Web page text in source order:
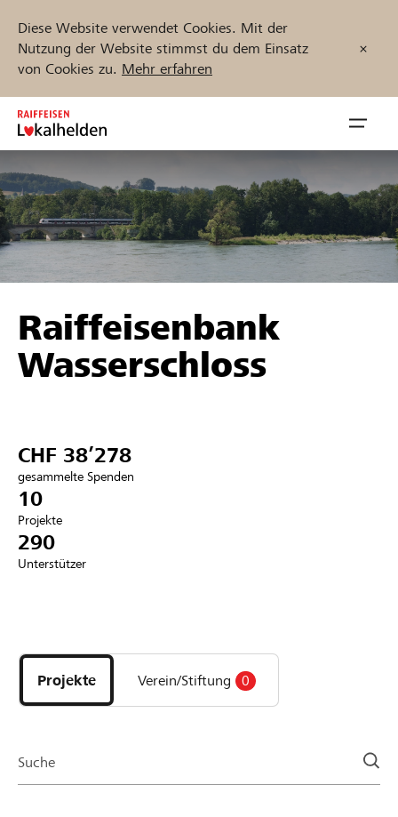
Diese Website verwendet Cookies. Mit der
Nutzung der Website stimmst du dem Einsatz
von Cookies zu. Mehr erfahren
Zum
Inhalt
springen
öffnen
Unterstützen
Hilfe & Support
Anmelden
Projekte und Organisationen finden
Jetzt starten
DE FR IT
Raiffeisenbank
Wasserschloss
CHF 38’278
gesammelte Spenden
10
Projekte
290
Unterstützer
Projekte
und
Organisationen
Projekte Verein/Stiftung 0
Suche